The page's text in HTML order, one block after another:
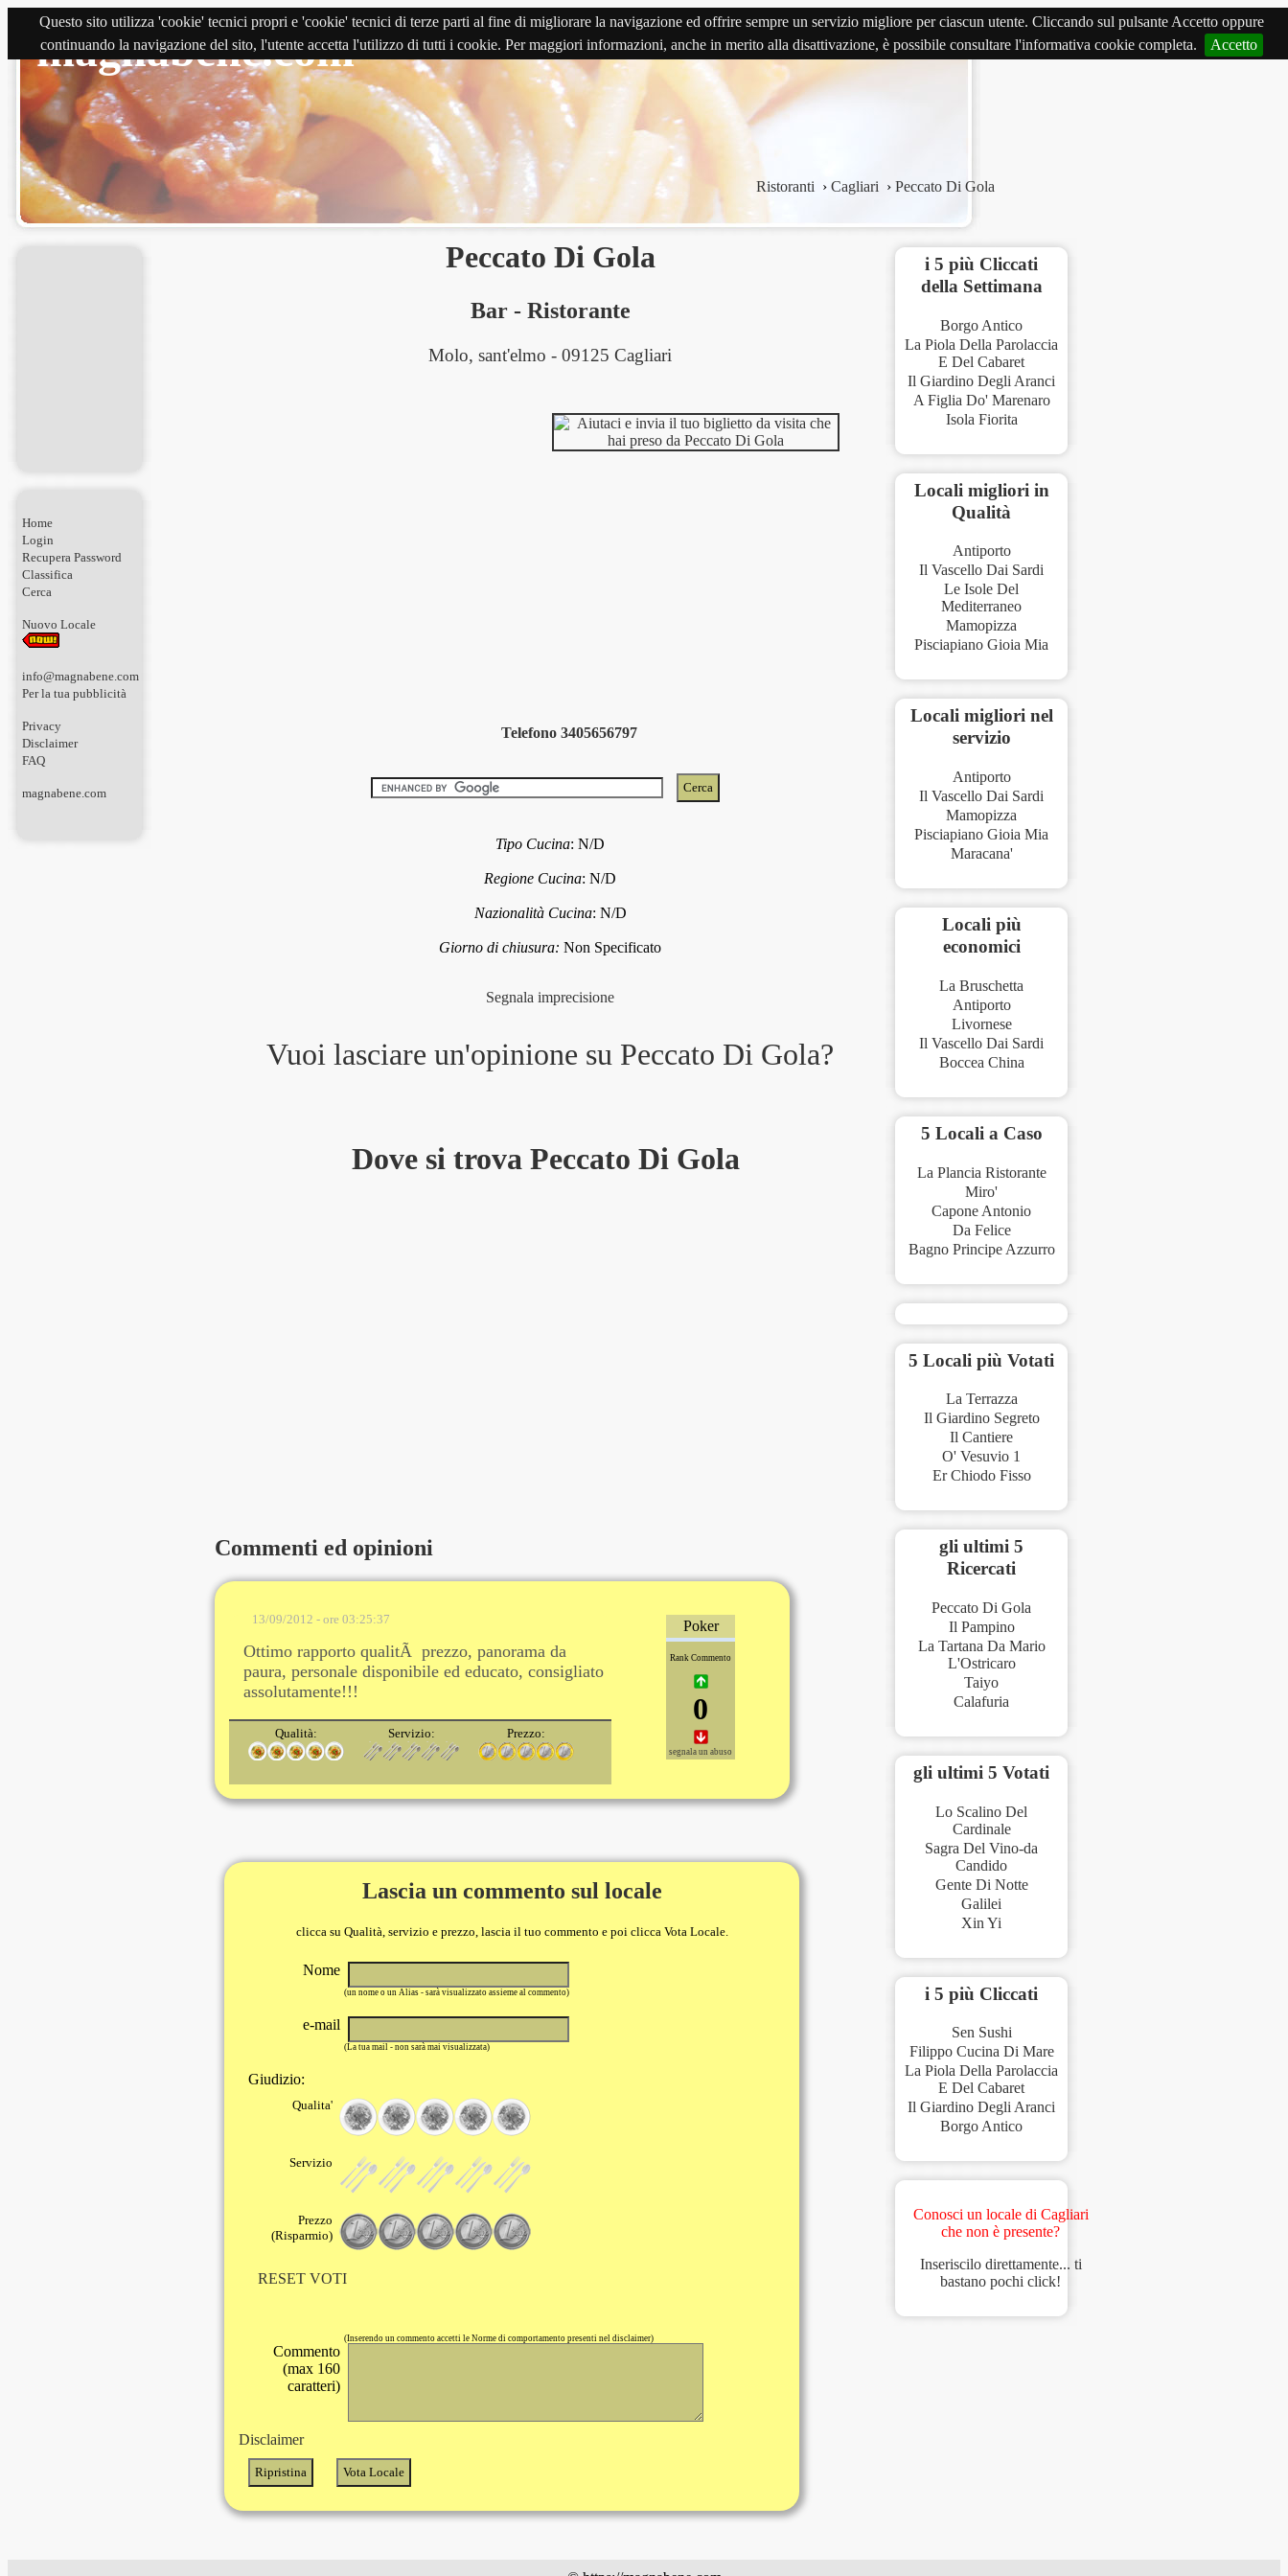
Questo sito utilizza 'cookie' tecnici propri e 'cookie' tecnici di terze parti al fine di migliorare la navigazione ed offrire sempre un servizio migliore per ciascun utente. Cliccando sul pulsante Accetto oppure
continuando la navigazione del sito, l'utente accetta l'utilizzo di tutti i cookie. Per maggiori informazioni, anche in merito alla disattivazione, è possibile consultare l'informativa cookie completa.
Accetto
magnabene.com
Ristoranti › Cagliari › Peccato Di Gola
Home
Login
Recupera Password
Classifica
Cerca
Nuovo Locale
info@magnabene.com
Per la tua pubblicità
Privacy
Disclaimer
FAQ
magnabene.com
Peccato Di Gola
Bar- Ristorante
Molo, sant'elmo - 09125 Cagliari
Telefono 3405656797
Tipo Cucina:N/D
Regione Cucina:N/D
Nazionalità Cucina: N/D
Giorno di chiusura:Non Specificato
Segnala imprecisione
Vuoi lasciare un'opinione su Peccato Di Gola?
Dove si trova Peccato Di Gola
Commenti ed opinioni
13/09/2012 - ore 03:25:37
Ottimo rapporto qualitÃ prezzo, panorama da
paura, personale disponibile ed educato, consigliato
assolutamente!!!
Qualità: Servizio: Prezzo:
Poker
Rank Commento
0
segnala un abuso
Lascia un commento sul locale
clicca su Qualità, servizio e prezzo, lascia il tuo commento e poi clicca Vota Locale.
Nome
(un nome o un Alias - sarà visualizzato assieme al commento)
e-mail
(La tua mail - non sarà mai visualizzata)
Giudizio:
Qualita'
Servizio
Prezzo
(Risparmio)
RESET VOTI
(Inserendo un commento accetti le Norme di comportamento presenti nel disclaimer)
Commento
(max 160
caratteri)
Disclaimer
i 5 più Cliccati
della Settimana
Borgo Antico
La Piola Della Parolaccia
E Del Cabaret
Il Giardino Degli Aranci
A Figlia Do' Marenaro
Isola Fiorita
Locali migliori in
Qualità
Antiporto
Il Vascello Dai Sardi
Le Isole Del
Mediterraneo
Mamopizza
Pisciapiano Gioia Mia
Locali migliori nel
servizio
Antiporto
Il Vascello Dai Sardi
Mamopizza
Pisciapiano Gioia Mia
Maracana'
Locali più
economici
La Bruschetta
Antiporto
Livornese
Il Vascello Dai Sardi
Boccea China
5 Locali a Caso
La Plancia Ristorante
Miro'
Capone Antonio
Da Felice
Bagno Principe Azzurro
5 Locali più Votati
La Terrazza
Il Giardino Segreto
Il Cantiere
O' Vesuvio 1
Er Chiodo Fisso
gli ultimi 5
Ricercati
Peccato Di Gola
Il Pampino
La Tartana Da Mario
L'Ostricaro
Taiyo
Calafuria
gli ultimi 5 Votati
Lo Scalino Del
Cardinale
Sagra Del Vino-da
Candido
Gente Di Notte
Galilei
Xin Yi
i 5 più Cliccati
Sen Sushi
Filippo Cucina Di Mare
La Piola Della Parolaccia
E Del Cabaret
Il Giardino Degli Aranci
Borgo Antico
Conosci un locale di Cagliari
che non è presente?
Inseriscilo direttamente... ti
bastano pochi click!